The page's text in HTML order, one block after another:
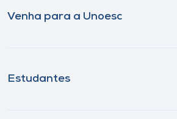
Venha para a Unoesc
Estudantes